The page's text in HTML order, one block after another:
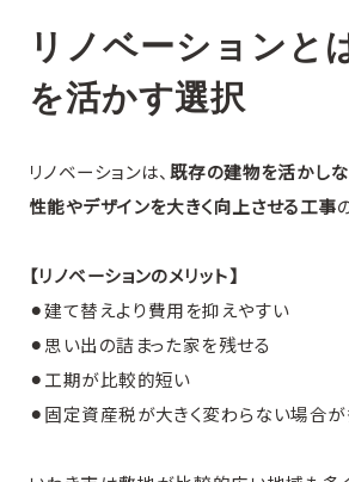
リノベーションと
を活かす選択
リノベーションは、 既存の建物を活かし
性能やデザインを大きく向上させる工事
【リノベーションのメリット】
⚫︎建て替えより費用を抑えやすい
⚫︎思い出の詰まった家を残せる
⚫︎工期が比較的短い
⚫︎固定資産税が大きく変わらない場合